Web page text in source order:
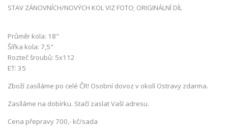
STAV ZÁNOVNÍCH/NOVÝCH KOL VIZ FOTO; ORIGINÁLNÍ DÍL
Průměr kola: 18"
Šířka kola: 7,5"
Rozteč šroubů: 5x112
ET: 35
Zboží zasíláme po celé ČR! Osobní dovoz v okolí Ostravy zdarma.
Zasíláme na dobírku. Stačí zaslat Vaší adresu.
Cena přepravy 700,- kč/sada